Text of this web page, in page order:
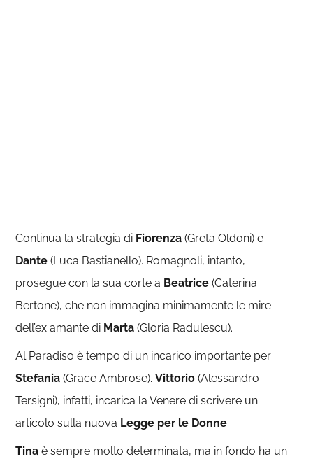
Continua la strategia di Fiorenza (Greta Oldoni) e
Dante (Luca Bastianello). Romagnoli, intanto,
prosegue con la sua corte a Beatrice (Caterina
Bertone), che non immagina minimamente le mire
dell’ex amante di Marta (Gloria Radulescu).
Al Paradiso è tempo di un incarico importante per
Stefania (Grace Ambrose).Vittorio (Alessandro
Tersigni), infatti, incarica la Venere di scrivere un
articolo sulla nuova Legge per le Donne.
Tina è sempre molto determinata, ma in fondo ha un